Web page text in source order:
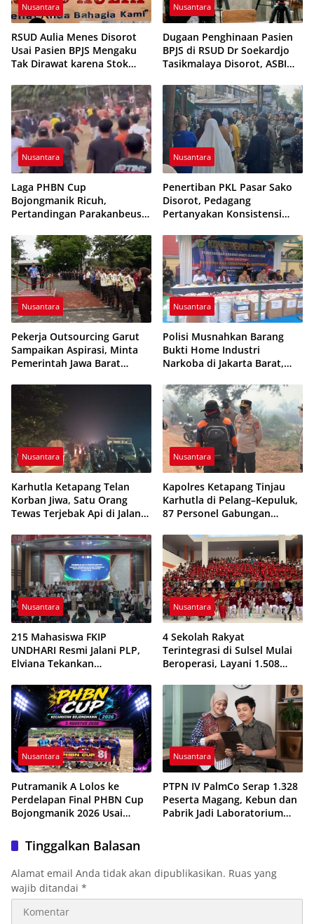
Nusantara
RSUD Aulia Menes Disorot
Usai Pasien BPJS Mengaku
Tak Dirawat karena Stok
Nusantara
Dugaan Penghinaan Pasien
BPJS di RSUD Dr Soekardjo
Tasikmalaya Disorot, ASBI
Etika Pelayanan
Nusantara
Laga PHBN Cup
Bojongmanik Ricuh,
Pertandingan Parakanbeusi
Dihentikan
Nusantara
Penertiban PKL Pasar Sako
Disorot, Pedagang
Pertanyakan Konsistensi
Pungutan
Nusantara
Pekerja Outsourcing Garut
Sampaikan Aspirasi, Minta
Pemerintah Jawa Barat
Nusantara
Polisi Musnahkan Barang
Bukti Home Industri
Narkoba di Jakarta Barat,
Beredar
Nusantara
Karhutla Ketapang Telan
Korban Jiwa, Satu Orang
Tewas Terjebak Api di Jalan
Nusantara
Kapolres Ketapang Tinjau
Karhutla di Pelang–Kepuluk,
87 Personel Gabungan
Nusantara
215 Mahasiswa FKIP
UNDHARI Resmi Jalani PLP,
Elviana Tekankan
dan Profesionalisme Calon
Guru
Nusantara
4 Sekolah Rakyat
Terintegrasi di Sulsel Mulai
Beroperasi, Layani 1.508
2026/2027
Nusantara
Putramanik A Lolos ke
Perdelapan Final PHBN Cup
Bojongmanik 2026 Usai
Nusantara
PTPN IV PalmCo Serap 1.328
Peserta Magang, Kebun dan
Pabrik Jadi Laboratorium
Tinggalkan Balasan
Alamat email Anda tidak akan dipublikasikan. Ruas yang
wajib ditandai *